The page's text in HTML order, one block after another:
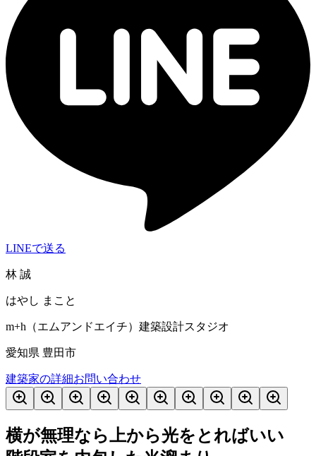
LINEで送る
林 誠
はやし まこと
m+h（エムアンドエイチ）建築設計スタジオ
愛知県 豊田市
建築家の詳細お問い合わせ
横が無理なら上から光をとればいい